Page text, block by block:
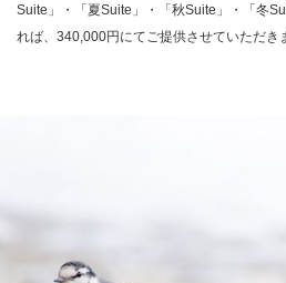
Suite」・「夏Suite」・「秋Suite」・「冬
れば、340,000円にてご提供させていただき